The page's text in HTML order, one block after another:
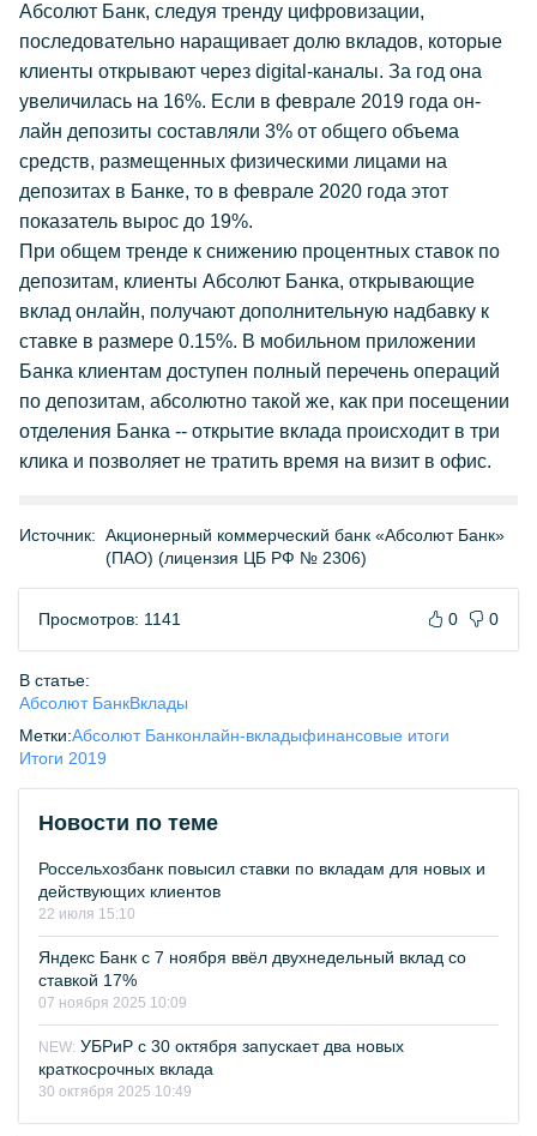
Абсолют Банк, следуя тренду цифровизации,
последовательно наращивает долю вкладов, которые
клиенты открывают через digital-каналы. За год она
увеличилась на 16%. Если в феврале 2019 года он-
лайн депозиты составляли 3% от общего объема
средств, размещенных физическими лицами на
депозитах в Банке, то в феврале 2020 года этот
показатель вырос до 19%.
При общем тренде к снижению процентных ставок по
депозитам, клиенты Абсолют Банка, открывающие
вклад онлайн, получают дополнительную надбавку к
ставке в размере 0.15%. В мобильном приложении
Банка клиентам доступен полный перечень операций
по депозитам, абсолютно такой же, как при посещении
отделения Банка -- открытие вклада происходит в три
клика и позволяет не тратить время на визит в офис.
Источник: Акционерный коммерческий банк «Абсолют Банк»
(ПАО) (лицензия ЦБ РФ № 2306)
Просмотров: 1141 0 0
В статье:
Абсолют БанкВклады
Метки:Абсолют Банконлайн-вкладыфинансовые итоги
Итоги 2019
Новости по теме
Россельхозбанк повысил ставки по вкладам для новых и
действующих клиентов
22 июля 15:10
Яндекс Банк с 7 ноября ввёл двухнедельный вклад со
ставкой 17%
07 ноября 2025 10:09
NEW: УБРиР с 30 октября запускает два новых
краткосрочных вклада
30 октября 2025 10:49